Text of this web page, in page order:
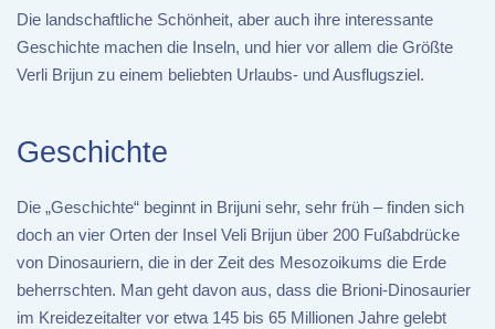
Die landschaftliche Schönheit, aber auch ihre interessante
Geschichte machen die Inseln, und hier vor allem die Größte
Verli Brijun zu einem beliebten Urlaubs- und Ausflugsziel.
Geschichte
Die „Geschichte“ beginnt in Brijuni sehr, sehr früh – finden sich
doch an vier Orten der Insel Veli Brijun über 200 Fußabdrücke
von Dinosauriern, die in der Zeit des Mesozoikums die Erde
beherrschten. Man geht davon aus, dass die Brioni-Dinosaurier
im Kreidezeitalter vor etwa 145 bis 65 Millionen Jahre gelebt